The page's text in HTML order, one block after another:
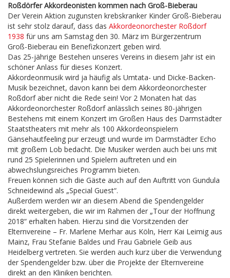
Roßdörfer Akkordeonisten kommen nach Groß-Bieberau
Der Verein Aktion zugunsten krebskranker Kinder Groß-Bieberau
ist sehr stolz darauf, dass das Akkordeonorchester Roßdorf
1938 für uns am Samstag den 30. März im Bürgerzentrum
Groß-Bieberau ein Benefizkonzert geben wird.
Das 25-jährige Bestehen unseres Vereins in diesem Jahr ist ein
schöner Anlass für dieses Konzert.
Akkordeonmusik wird ja häufig als Umtata- und Dicke-Backen-
Musik bezeichnet, davon kann bei dem Akkordeonorchester
Roßdorf aber nicht die Rede sein! Vor 2 Monaten hat das
Akkordeonorchester Roßdorf anlässlich seines 80-jährigen
Bestehens mit einem Konzert im Großen Haus des Darmstädter
Staatstheaters mit mehr als 100 Akkordeonspielern
Gänsehautfeeling pur erzeugt und wurde im Darmstädter Echo
mit großem Lob bedacht. Die Musiker werden auch bei uns mit
rund 25 Spielerinnen und Spielern auftreten und ein
abwechslungsreiches Programm bieten.
Freuen können sich die Gäste auch auf den Auftritt von Gundula
Schneidewind als „Special Guest“.
Außerdem werden wir an diesem Abend die Spendengelder
direkt weitergeben, die wir im Rahmen der „Tour der Hoffnung
2018“ erhalten haben. Hierzu sind die Vorsitzenden der
Elternvereine – Fr. Marlene Merhar aus Köln, Herr Kai Leimig aus
Mainz, Frau Stefanie Baldes und Frau Gabriele Geib aus
Heidelberg vertreten. Sie werden auch kurz über die Verwendung
der Spendengelder bzw. über die Projekte der Elternvereine
direkt an den Kliniken berichten.